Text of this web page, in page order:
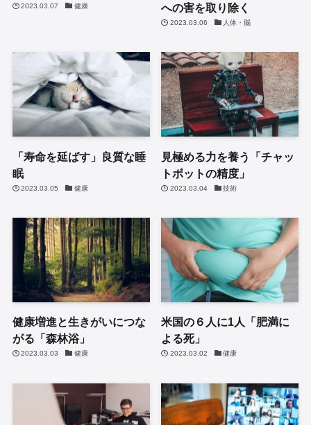
2023.03.07 健康
への害を取り除く
2023.03.06 人体・脳
「寿命を延ばす」良質な睡
眠
2023.03.05 健康
見極める力を養う「チャッ
トボットの精度」
2023.03.04 技術
健康増進と生きがいにつな
がる「森林浴」
2023.03.03 健康
米国の６人に1人「肥満に
よる死」
2023.03.02 健康